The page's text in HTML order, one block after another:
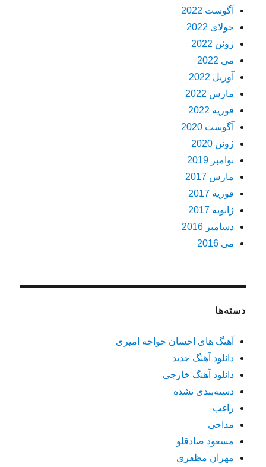
آگوست 2022
جولای 2022
ژوئن 2022
می 2022
آوریل 2022
مارس 2022
فوریه 2022
آگوست 2020
ژوئن 2020
نوامبر 2019
مارس 2017
فوریه 2017
ژانویه 2017
دسامبر 2016
می 2016
دسته‌ها
آهنگ های احسان خواجه امیری
دانلود آهنگ جدید
دانلود آهنگ خارجی
دسته‌بندی نشده
راغب
مداحی
مسعود صادقلو
مهران مظفری